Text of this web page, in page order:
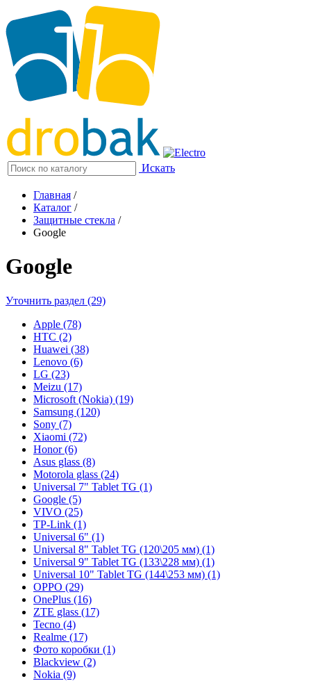
Искать
Главная /
Каталог /
Защитные стекла /
Google
Google
Уточнить раздел (29)
Apple (78)
HTC (2)
Huawei (38)
Lenovo (6)
LG (23)
Meizu (17)
Microsoft (Nokia) (19)
Samsung (120)
Sony (7)
Xiaomi (72)
Honor (6)
Asus glass (8)
Motorola glass (24)
Universal 7" Tablet TG (1)
Google (5)
VIVO (25)
TP-Link (1)
Universal 6" (1)
Universal 8" Tablet TG (120\205 мм) (1)
Universal 9" Tablet TG (133\228 мм) (1)
Universal 10" Tablet TG (144\253 мм) (1)
OPPO (29)
OnePlus (16)
ZTE glass (17)
Tecno (4)
Realme (17)
Фото коробки (1)
Blackview (2)
Nokia (9)